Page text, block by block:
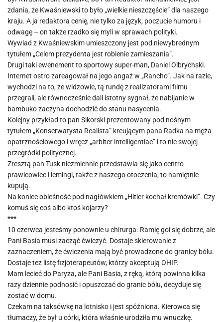
zdania, że Kwaśniewski to było „wielkie nieszczęście” dla naszego
kraju. A ja redaktora cenię, nie tylko za język, poczucie humoru i
odwagę – on także rzadko się myli w sprawach polityki.
Wywiad z Kwaśniewskim umieszczony jest pod niewybrednym
tytułem „Celem prezydenta jest robienie zamieszania”.
Drugi taki ewenement to sportowy super-man, Daniel Olbrychski.
Internet ostro zareagował na jego angaż w „Rancho”. Jak na razie,
wychodzi na to, że widzowie, tą rundę z realizatorami filmu
przegrali, ale równocześnie dali istotny sygnał, że nabijanie w
bambuko zaczyna dochodzić do stanu nasycenia.
Kolejny przykład to pan Sikorski prezentowany pod nośnym
tytułem „Konserwatysta Realista” kreującym pana Radka na męża
opatrznościowego i wręcz „arbiter intelligentiae” i to nie swojej
przegródki politycznej.
Zresztą pan Tusk niezmiennie przedstawia się jako centro-
prawicowiec i lemingi, także z naszego otoczenia, to namiętnie
kupują.
Na koniec obleśność pod nagłówkiem „Hitler kochał kremówki”. Czy
komuś się coś albo ktoś kojarzy?
***
10 czerwca jesteśmy ponownie u chirurga. Ramię goi się dobrze, ale
Pani Basia musi zacząć ćwiczyć. Dostaje skierowanie z
zaznaczeniem, że ćwiczenia mają być prowadzone do granicy bólu.
Dostaje też listę fizjoterapeutów, którzy akceptują OHIP.
Mam lecieć do Paryża, ale Pani Basia, z ręką, którą powinna kilka
razy dziennie podnosić i opuszczać do granic bólu, decyduje się
zostać w domu.
Czekam na taksówkę na lotnisko i jest spóźniona. Kierowca się
tłumaczy, że był u córki, która właśnie urodziła mu wnuczkę.